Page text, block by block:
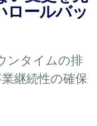
ロールバッ
ンタイムの排
継続性の確保